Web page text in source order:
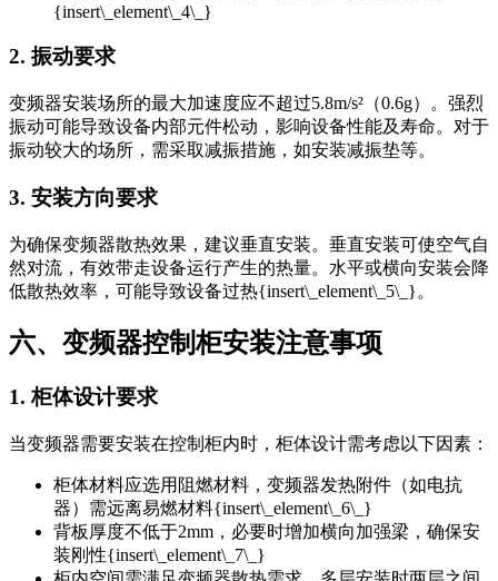
{insert\_element\_4\_}
2. 振动要求
变频器安装场所的最大加速度应不超过5.8m/s²（0.6g）。强烈
振动可能导致设备内部元件松动，影响设备性能及寿命。对于
振动较大的场所，需采取减振措施，如安装减振垫等。
3. 安装方向要求
为确保变频器散热效果，建议垂直安装。垂直安装可使空气自
然对流，有效带走设备运行产生的热量。水平或横向安装会降
低散热效率，可能导致设备过热{insert\_element\_5\_}。
六、变频器控制柜安装注意事项
1. 柜体设计要求
当变频器需要安装在控制柜内时，柜体设计需考虑以下因素：
柜体材料应选用阻燃材料，变频器发热附件（如电抗
器）需远离易燃材料{insert\_element\_6\_}
背板厚度不低于2mm，必要时增加横向加强梁，确保安
装刚性{insert\_element\_7\_}